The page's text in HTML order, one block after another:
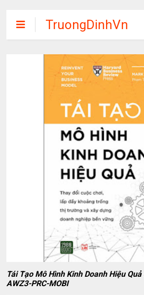
TruongDinhVn
Chia sẽ ebook,
các khóa học,
phần mềm học
tập miễn phí
Tái Tạo Mô Hình Kinh Doanh Hiệu
AWZ3-PRC-MOBI